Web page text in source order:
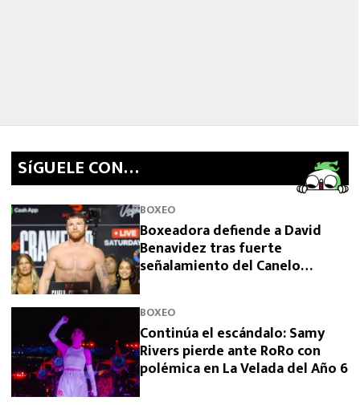
SíGUELE CON…
BOXEO
Boxeadora defiende a David
Benavidez tras fuerte
señalamiento del Canelo
BOXEO
Continúa el escándalo: Samy
Rivers pierde ante RoRo con
polémica en La Velada del Año 6